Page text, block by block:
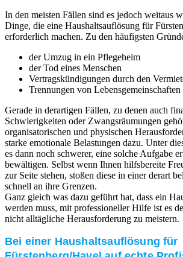
In den meisten Fällen sind es jedoch weitaus
Dinge, die eine Haushaltsauflösung für
erforderlich machen. Zu den häufigsten
der Umzug in ein Pflegeheim
der Tod eines Menschen
Vertragskündigungen durch den
Trennungen von Lebensgemeinschaften
Gerade in derartigen Fällen, zu denen auch
Schwierigkeiten oder Zwangsräumungen
organisatorischen und physischen
starke emotionale Belastungen dazu. Unter
es dann noch schwerer, eine solche Aufgabe
bewältigen. Selbst wenn Ihnen hilfsbereite
zur Seite stehen, stoßen diese in einer derart
schnell an ihre Grenzen.
Ganz gleich was dazu geführt hat, dass ein
werden muss, mit professioneller Hilfe ist es
nicht alltägliche Herausforderung zu meistern.
Bei einer Haushaltsauflösung für